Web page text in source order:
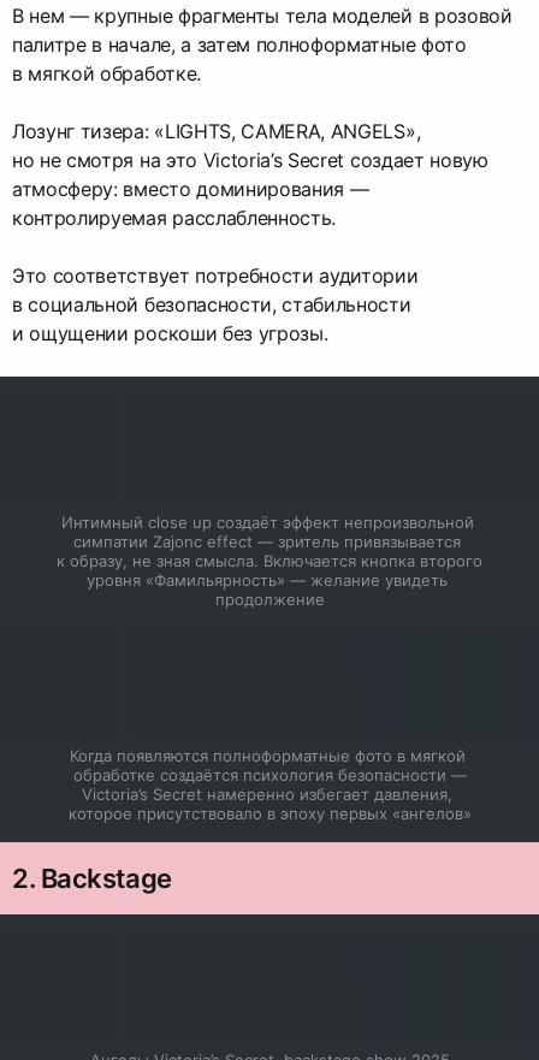
В нем — крупные фрагменты тела моделей в розовой
палитре в начале, а затем полноформатные фото
в мягкой обработке.
Лозунг тизера: «LIGHTS, CAMERA, ANGELS»,
но не смотря на это Victoria’s Secret создает новую
атмосферу: вместо доминирования —
контролируемая расслабленность.
Это соответствует потребности аудитории
в социальной безопасности, стабильности
и ощущении роскоши без угрозы.
Интимный close up создаёт эффект непроизвольной
симпатии Zajonc effect — зритель привязывается
к образу, не зная смысла. Включается кнопка второго
уровня «Фамильярность» — желание увидеть
продолжение
Когда появляются полноформатные фото в мягкой
обработке создаётся психология безопасности —
Victoria’s Secret намеренно избегает давления,
которое присутствовало в эпоху первых «ангелов»
2. Backstage